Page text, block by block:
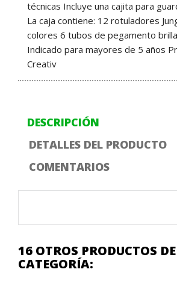
técnicas Incluye una cajita para
La caja contiene: 12 rotuladores
colores 6 tubos de pegamento
Indicado para mayores de 5 años
Creativ
DESCRIPCIÓN
DETALLES DEL PRODUCTO
COMENTARIOS
16 OTROS PRODUCTOS
CATEGORÍA: